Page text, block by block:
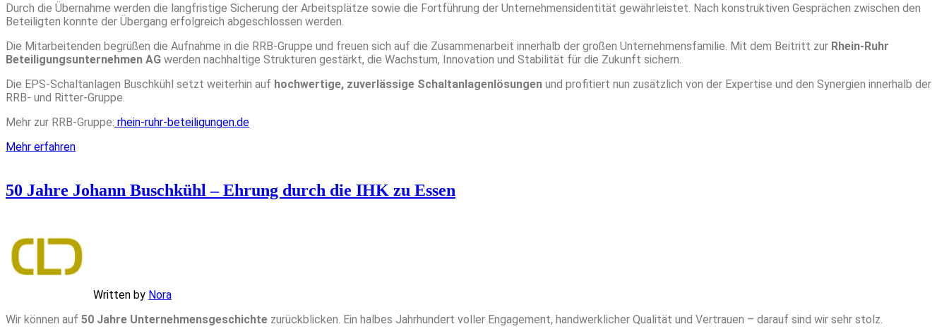
Durch die Übernahme werden die langfristige Sicherung der Arbeitsplätze sowie die Fortführung der Unternehmensidentität gewährleistet. Nach konstruktiven Gesprächen zwischen den
Beteiligten konnte der Übergang erfolgreich abgeschlossen werden.
Die Mitarbeitenden begrüßen die Aufnahme in die RRB-Gruppe und freuen sich auf die Zusammenarbeit innerhalb der großen Unternehmensfamilie. Mit dem Beitritt zur Rhein-Ruhr
Beteiligungsunternehmen AG werden nachhaltige Strukturen gestärkt, die Wachstum, Innovation und Stabilität für die Zukunft sichern.
Die EPS-Schaltanlagen Buschkühl setzt weiterhin auf hochwertige, zuverlässige Schaltanlagenlösungen und profitiert nun zusätzlich von der Expertise und den Synergien innerhalb der
RRB- und Ritter-Gruppe.
Mehr zur RRB-Gruppe: rhein-ruhr-beteiligungen.de
Mehr erfahren
50 Jahre Johann Buschkühl – Ehrung durch die IHK zu Essen
Written by Nora
Wir können auf 50 Jahre Unternehmensgeschichte zurückblicken. Ein halbes Jahrhundert voller Engagement, handwerklicher Qualität und Vertrauen – darauf sind wir sehr stolz.